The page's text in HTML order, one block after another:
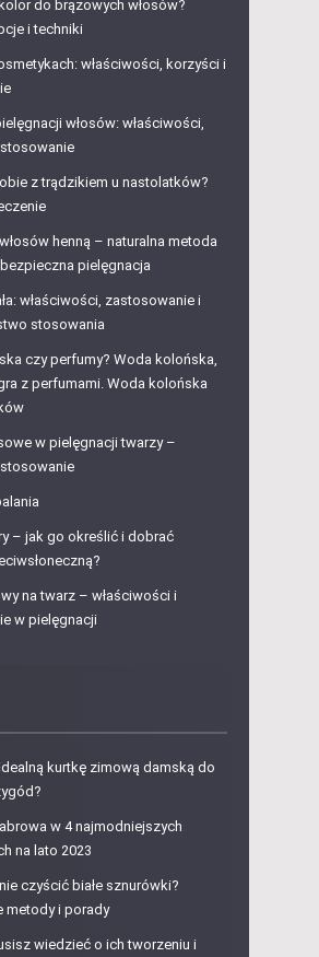
do brązowych włosów?
i techniki
właściwości, korzyści i
włosów: właściwości,
z trądzikiem u nastolatków?
henną – naturalna metoda
pielęgnacja
właściwości, zastosowanie i
stosowania
czy perfumy? Woda kolońska,
z perfumami. Woda kolońska
w pielęgnacji twarzy –
– jak go określić i dobrać
na twarz – właściwości i
w pielęgnacji
kurtkę zimową damską do
w 4 najmodniejszych
na lato 2023
czyścić białe sznurówki?
metody i porady
wiedzieć o ich tworzeniu i